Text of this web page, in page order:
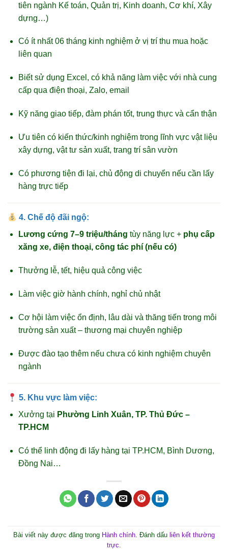
tiên ngành Kế toán, Quản trị, Kinh doanh, Cơ khí, Xây
dựng…)
Có ít nhất 06 tháng kinh nghiệm ở vị trí thu mua hoặc
liên quan
Biết sử dụng Excel, có khả năng làm việc với nhà cung
cấp qua điện thoại, Zalo, email
Kỹ năng giao tiếp, đàm phán tốt, trung thực và cẩn thận
Ưu tiên có kiến thức/kinh nghiệm trong lĩnh vực vật liệu
xây dựng, vật tư sản xuất, trang trí sân vườn
Có phương tiện đi lại, chủ động di chuyển nếu cần lấy
hàng trực tiếp
4.Chế độ đãi ngộ:
Lương cứng 7–9 triệu/tháng tùy năng lực + phụ cấp
xăng xe, điện thoại, công tác phí (nếu có)
Thưởng lễ, tết, hiệu quả công việc
Làm việc giờ hành chính, nghỉ chủ nhật
Cơ hội làm việc ổn định, lâu dài và thăng tiến trong môi
trường sản xuất – thương mại chuyên nghiệp
Được đào tạo thêm nếu chưa có kinh nghiệm chuyên
ngành
5. Khu vực làm việc:
Xưởng tại Phường Linh Xuân, TP. Thủ Đức –
TP.HCM
Có thể linh động đi lấy hàng tại TP.HCM, Bình Dương,
Đồng Nai…
Bài viết này được đăng trong Hành chính . Đánh dấu liên kết thường
trực